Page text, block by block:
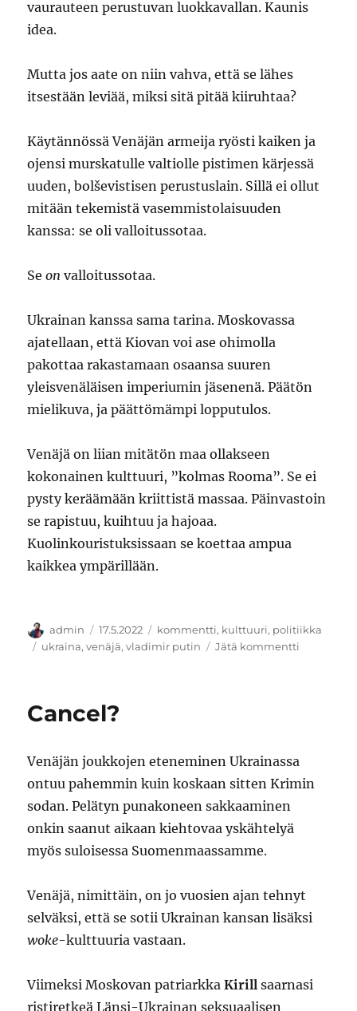
vaurauteen perustuvan luokkavallan. Kaunis
idea.
Mutta jos aate on niin vahva, että se lähes
itsestään leviää, miksi sitä pitää kiiruhtaa?
Käytännössä Venäjän armeija ryösti kaiken ja
ojensi murskatulle valtiolle pistimen kärjessä
uuden, bolševistisen perustuslain. Sillä ei ollut
mitään tekemistä vasemmistolaisuuden
kanssa: se oli valloitussotaa.
Seon valloitussotaa.
Ukrainan kanssa sama tarina. Moskovassa
ajatellaan, että Kiovan voi ase ohimolla
pakottaa rakastamaan osaansa suuren
yleisvenäläisen imperiumin jäsenenä. Päätön
mielikuva, ja päättömämpi lopputulos.
Venäjä on liian mitätön maa ollakseen
kokonainen kulttuuri, ”kolmas Rooma”. Se ei
pysty keräämään kriittistä massaa. Päinvastoin
se rapistuu, kuihtuu ja hajoaa.
Kuolinkouristuksissaan se koettaa ampua
kaikkea ympärillään.
Kirjoittaja
admin Julkaistu
17.5.2022 Kategoriat
kommentti, kulttuuri, politiikka
Avainsanat
ukraina,venäjä,vladimir putin Jätä kommentti
Cancel?
Venäjän joukkojen eteneminen Ukrainassa
ontuu pahemmin kuin koskaan sitten Krimin
sodan. Pelätyn punakoneen sakkaaminen
onkin saanut aikaan kiehtovaa yskähtelyä
myös suloisessa Suomenmaassamme.
Venäjä, nimittäin, on jo vuosien ajan tehnyt
selväksi, että se sotii Ukrainan kansan lisäksi
woke-kulttuuria vastaan.
Viimeksi Moskovan patriarkkaKirillsaarnasi
ristiretkeä Länsi-Ukrainan seksuaalisen